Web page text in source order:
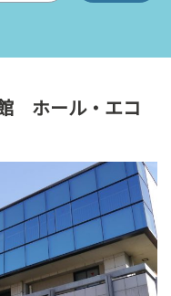
ホール・エコ